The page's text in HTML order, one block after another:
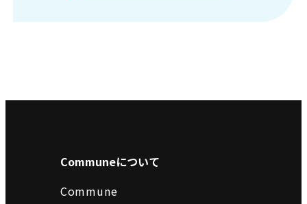
Communeについて
Commune